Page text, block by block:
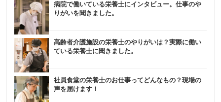
病院で働いている栄養士にインタビュー。仕事のや
りがいを聞きました。
高齢者介護施設の栄養士のやりがいは？実際に働い
ている栄養士に聞きました。
社員食堂の栄養士のお仕事ってどんなもの？現場の
声を届けます！